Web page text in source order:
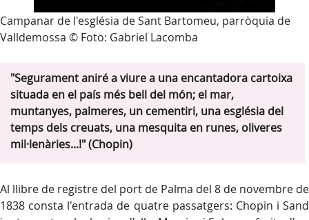
Campanar de l'església de Sant Bartomeu, parròquia de
Valldemossa © Foto: Gabriel Lacomba
"Segurament aniré a viure a una encantadora cartoixa
situada en el país més bell del món; el mar,
muntanyes, palmeres, un cementiri, una església del
temps dels creuats, una mesquita en runes, oliveres
mil·lenàries...!" (Chopin)
Al llibre de registre del port de Palma del 8 de novembre de
1838 consta l'entrada de quatre passatgers: Chopin i Sand